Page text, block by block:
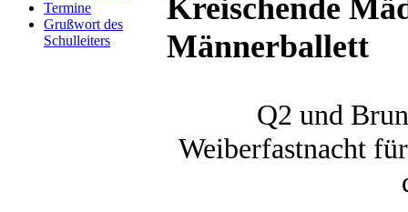
Termine
Grußwort des
Schulleiters
Kreischende
Männerballett
Q2 und
Weiberfastnacht